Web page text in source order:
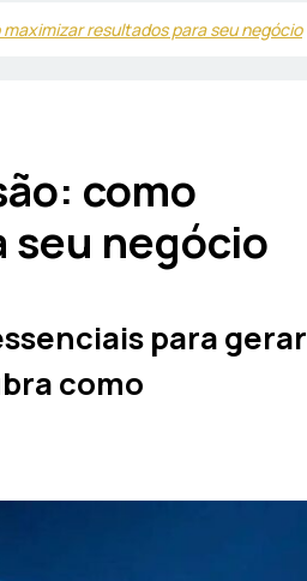
resultados para seu negócio
como
seu negócio
para gerar
como